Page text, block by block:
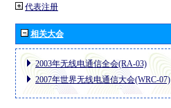
代表注册
相关大会
2003年无线电通信全会(RA-03)
2007年世界无线电通信大会(WRC-07)